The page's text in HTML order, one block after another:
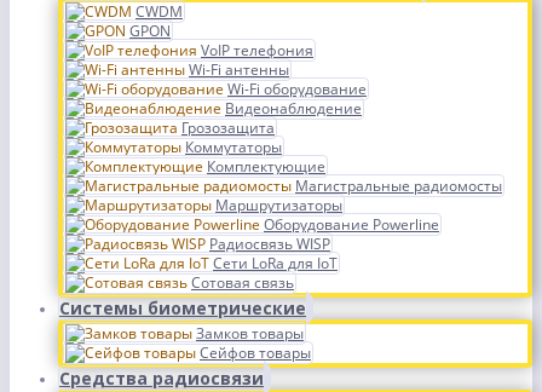
CWDM
GPON
VoIP телефония
Wi-Fi антенны
Wi-Fi оборудование
Видеонаблюдение
Грозозащита
Коммутаторы
Комплектующие
Магистральные радиомосты
Маршрутизаторы
Оборудование Powerline
Радиосвязь WISP
Сети LoRa для IoT
Сотовая связь
Системы биометрические
Замков товары
Сейфов товары
Средства радиосвязи